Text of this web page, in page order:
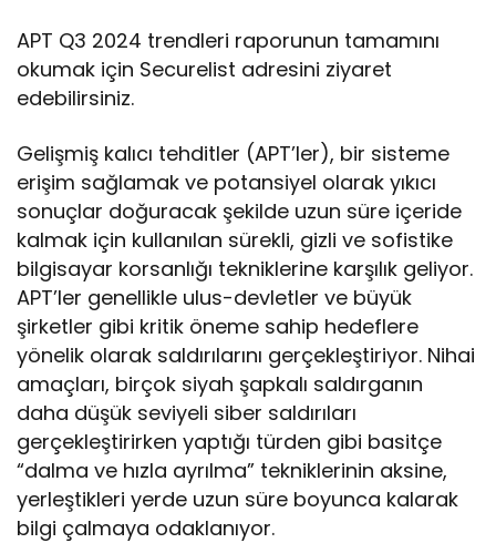
APT Q3 2024 trendleri raporunun tamamını
okumak için Securelist adresini ziyaret
edebilirsiniz.
Gelişmiş kalıcı tehditler (APT’ler), bir sisteme
erişim sağlamak ve potansiyel olarak yıkıcı
sonuçlar doğuracak şekilde uzun süre içeride
kalmak için kullanılan sürekli, gizli ve sofistike
bilgisayar korsanlığı tekniklerine karşılık geliyor.
APT’ler genellikle ulus-devletler ve büyük
şirketler gibi kritik öneme sahip hedeflere
yönelik olarak saldırılarını gerçekleştiriyor. Nihai
amaçları, birçok siyah şapkalı saldırganın
daha düşük seviyeli siber saldırıları
gerçekleştirirken yaptığı türden gibi basitçe
“dalma ve hızla ayrılma” tekniklerinin aksine,
yerleştikleri yerde uzun süre boyunca kalarak
bilgi çalmaya odaklanıyor.